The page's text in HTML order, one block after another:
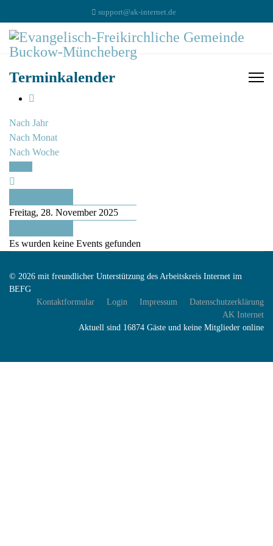
support@ak-internet.de
Terminkalender
Nach Jahr
Nach Monat
Nach Woche
Freitag, 28. November 2025
Es wurden keine Events gefunden
© 2026 mit freundlicher Unterstützung des Arbeitskreis Internet im
BEFG
Kontaktformular
Login Impressum
Datenschutzerklärung
AK Internet
Aktuell sind 16874 Gäste und keine Mitglieder online